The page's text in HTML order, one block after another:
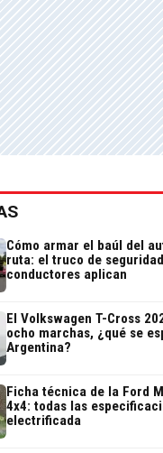
Cómo armar el baúl del
ruta: el truco de
conductores aplican
El Volkswagen T-Cross
ocho marchas, ¿qué se
Argentina?
Ficha técnica de la Ford
4x4: todas las
electrificada